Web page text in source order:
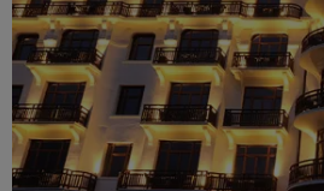
Hôtel La Verniaz
Hôtel Le Manoir
Evian Resort Golf